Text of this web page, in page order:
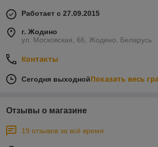
Работает с 27.09.2015
г. Жодино
ул. Московская, 66, Жодино, Беларусь
Контакты
Сегодня выходнойПоказать весь
Отзывы о магазине
19 отзывов за всё время